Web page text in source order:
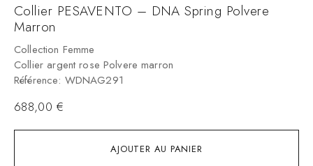
AJOUTER AU PANIER
Collier PESAVENTO – DNA Spring Polvere
Marron
Collection Femme
Collier argent rose Polvere marron
Référence: WDNAG291
688,00 €